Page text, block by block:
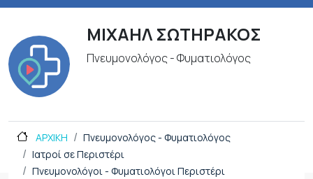
ΜΙΧΑΗΛ ΣΩΤΗΡΑΚΟΣ
Πνευμονολόγος - Φυματιολόγος
ΑΡΧΙΚΗ
Πνευμονολόγος - Φυματιολόγος
Ιατροί σε Περιστέρι
Πνευμονολόγοι - Φυματιολόγοι Περιστέρι